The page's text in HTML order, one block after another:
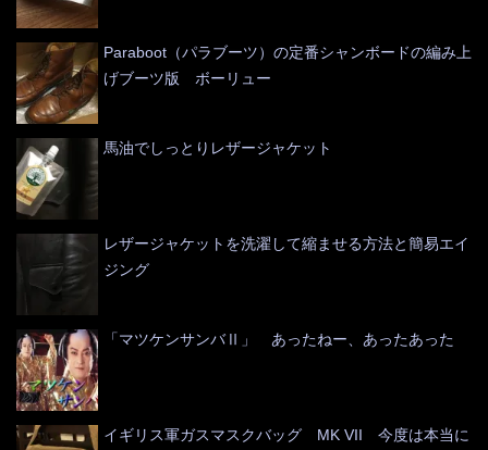
Paraboot（パラブーツ）の定番シャンボードの編み上
げブーツ版 ボーリュー
馬油でしっとりレザージャケット
レザージャケットを洗濯して縮ませる方法と簡易エイ
ジング
「マツケンサンバⅡ」 あったねー、あったあった
イギリス軍ガスマスクバッグ MK VII 今度は本当に